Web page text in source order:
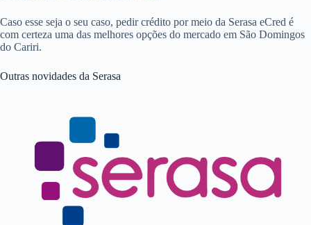
Caso esse seja o seu caso, pedir crédito por meio da Serasa eCred é
com certeza uma das melhores opções do mercado em São Domingos
do Cariri.
Outras novidades da Serasa